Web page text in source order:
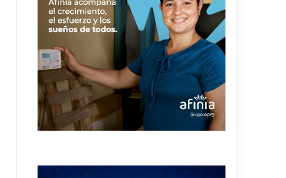
Giros en Valledupar
Un juez con funciones de
control de garantías legalizó
la captura de Deimer José
Acosta Torregrosa, quien
debe afrontar un proceso...
Judicial